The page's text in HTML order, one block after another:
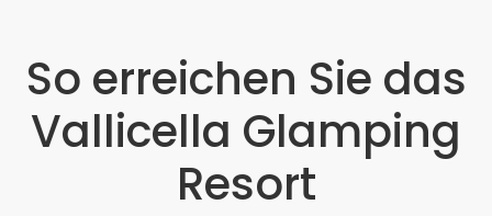
So erreichen Sie das
Vallicella Glamping
Resort